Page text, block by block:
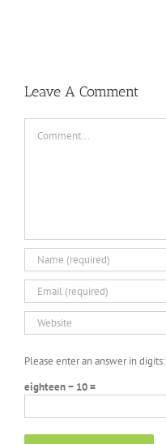
Leave A Comment
Please enter an answer in digits:
eighteen − 10 =